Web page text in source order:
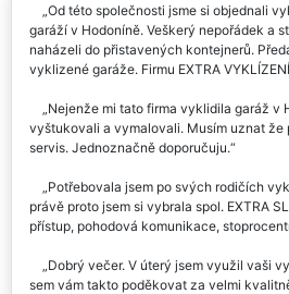
Od této společnosti jsme si objednali
garáží v Hodoníně. Veškerý nepořádek a
naházeli do přistavených kontejnerů.
vyklizené garáže. Firmu EXTRA
Nejenže mi tato firma vyklidila garáž v
vyštukovali a vymalovali. Musím uznat
servis. Jednoznačně doporučuju.
Potřebovala jsem po svých rodičích
právě proto jsem si vybrala spol. EXTRA
přístup, pohodová komunikace,
Dobrý večer. V úterý jsem využil vaši
sem vám takto poděkovat za velmi